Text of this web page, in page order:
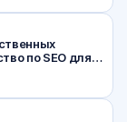
по SEO для